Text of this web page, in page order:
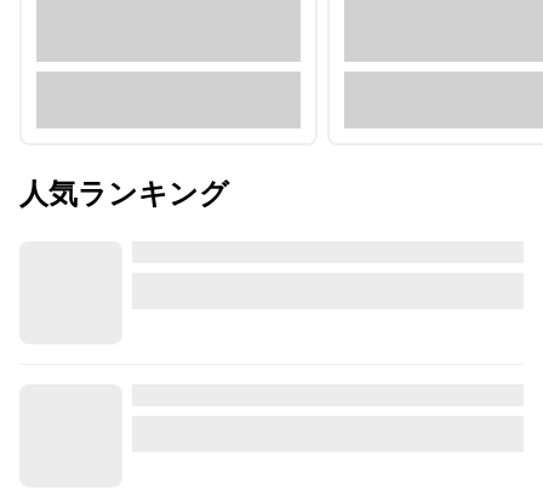
人気ランキング